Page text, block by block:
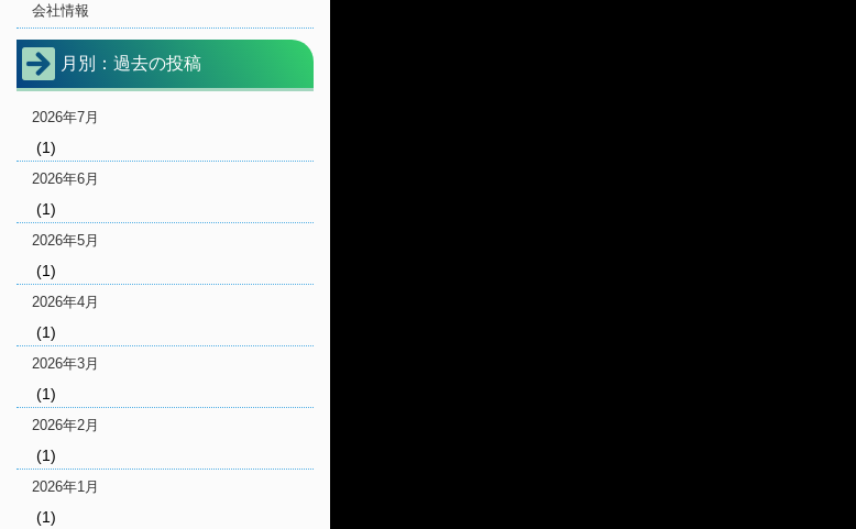
会社情報
月別：過去の投稿
2026年7月
(1)
2026年6月
(1)
2026年5月
(1)
2026年4月
(1)
2026年3月
(1)
2026年2月
(1)
2026年1月
(1)